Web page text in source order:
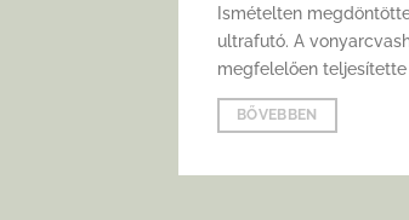
Ismételten
ultrafutó. A
megfelelően teljesítette
BŐVEBBEN